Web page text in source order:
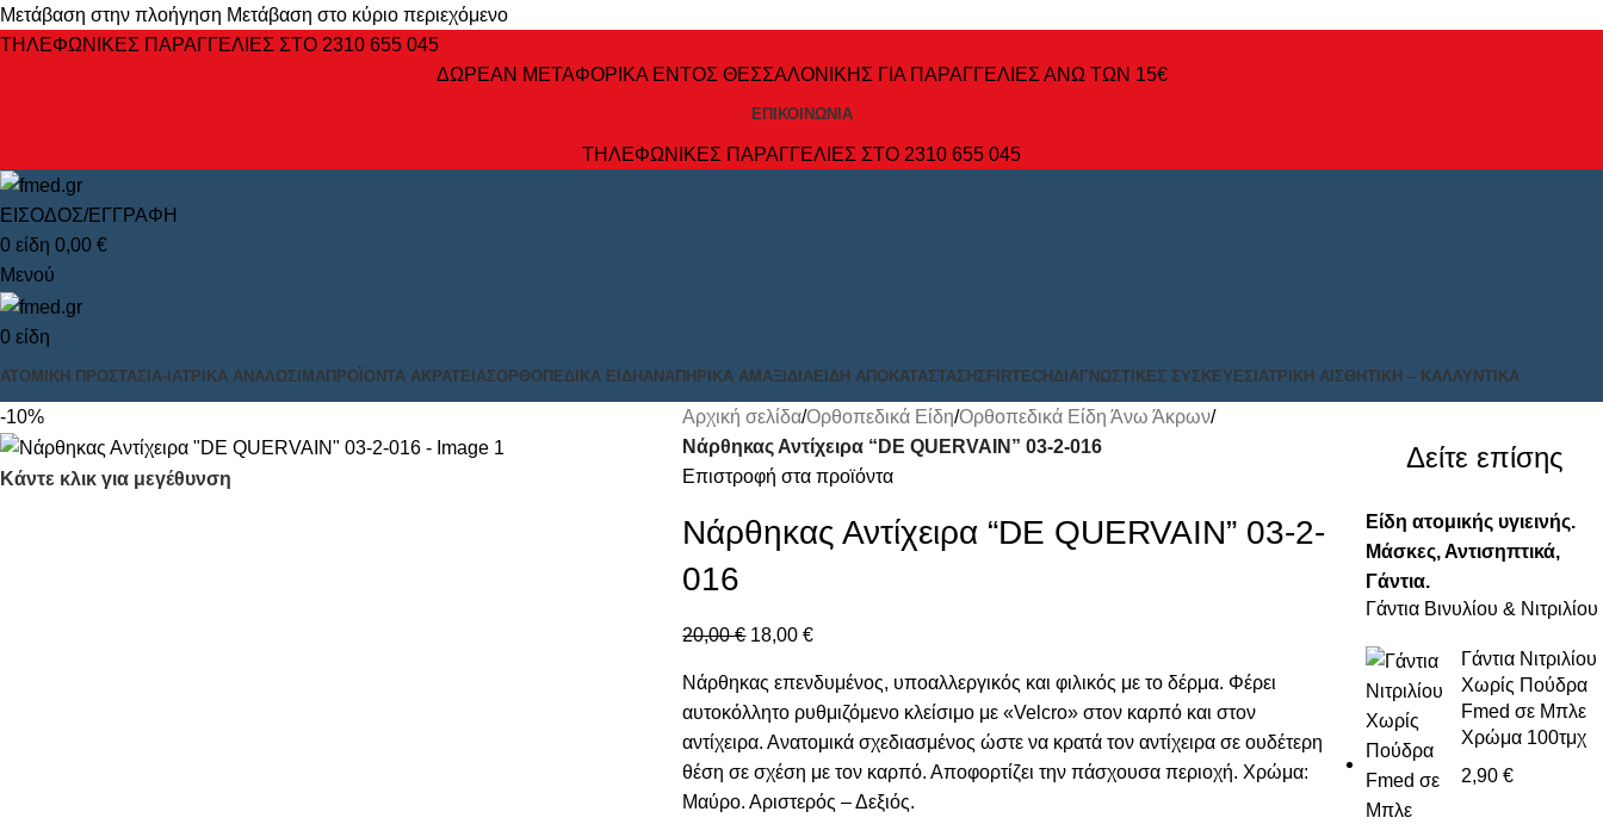
Μετάβαση στην πλοήγηση Μετάβαση στο κύριο περιεχόμενο
ΤΗΛΕΦΩΝΙΚΕΣ ΠΑΡΑΓΓΕΛΙΕΣ ΣΤΟ 2310 655 045
ΔΩΡΕΑΝ ΜΕΤΑΦΟΡΙΚΑ ΕΝΤΟΣ ΘΕΣΣΑΛΟΝΙΚΗΣ ΓΙΑ ΠΑΡΑΓΓΕΛΙΕΣ ΑΝΩ ΤΩΝ 15€
ΕΠΙΚΟΙΝΩΝΙΑ
ΤΗΛΕΦΩΝΙΚΕΣ ΠΑΡΑΓΓΕΛΙΕΣ ΣΤΟ 2310 655 045
ΕΙΣΟΔΟΣ/ΕΓΓΡΑΦΗ
0 είδη 0,00 €
Μενού
0 είδη
ΑΤΟΜΙΚΉ ΠΡΟΣΤΑΣΊΑ-ΙΑΤΡΙΚΆ ΑΝΑΛΏΣΙΜΑΠΡΟΪΌΝΤΑ ΑΚΡΆΤΕΙΑΣΟΡΘΟΠΕΔΙΚΆ ΕΊΔΗΑΝΑΠΗΡΙΚΆ ΑΜΑΞΊΔΙΑΕΊΔΗ ΑΠΟΚΑΤΆΣΤΑΣΗΣFIRTECHΔΙΑΓΝΩΣΤΙΚΈΣ ΣΥΣΚΕΥΈΣΙΑΤΡΙΚΉ ΑΙΣΘΗΤΙΚΉ – ΚΑΛΛΥΝΤΙΚΆ
-10%
Κάντε κλικ για μεγέθυνση
Αρχική σελίδα/Ορθοπεδικά Είδη/Ορθοπεδικά Είδη Άνω Άκρων/
Νάρθηκας Αντίχειρα “DE QUERVAIN” 03-2-016
Επιστροφή στα προϊόντα
Νάρθηκας Αντίχειρα “DE QUERVAIN” 03-2-
016
20,00€ 18,00€
Νάρθηκας επενδυμένος, υποαλλεργικός και φιλικός με το δέρμα. Φέρει
αυτοκόλλητο ρυθμιζόμενο κλείσιμο με «Velcro» στον καρπό και στον
αντίχειρα. Ανατομικά σχεδιασμένος ώστε να κρατά τον αντίχειρα σε ουδέτερη
θέση σε σχέση με τον καρπό. Αποφορτίζει την πάσχουσα περιοχή. Χρώμα:
Μαύρο. Αριστερός – Δεξιός.
Δείτε επίσης
Είδη ατομικής υγιεινής.
Μάσκες, Αντισηπτικά,
Γάντια.
Γάντια Βινυλίου & Νιτριλίου
Γάντια Νιτριλίου
Χωρίς Πούδρα
Fmed σε Μπλε
Χρώμα 100τμχ
2,90 €